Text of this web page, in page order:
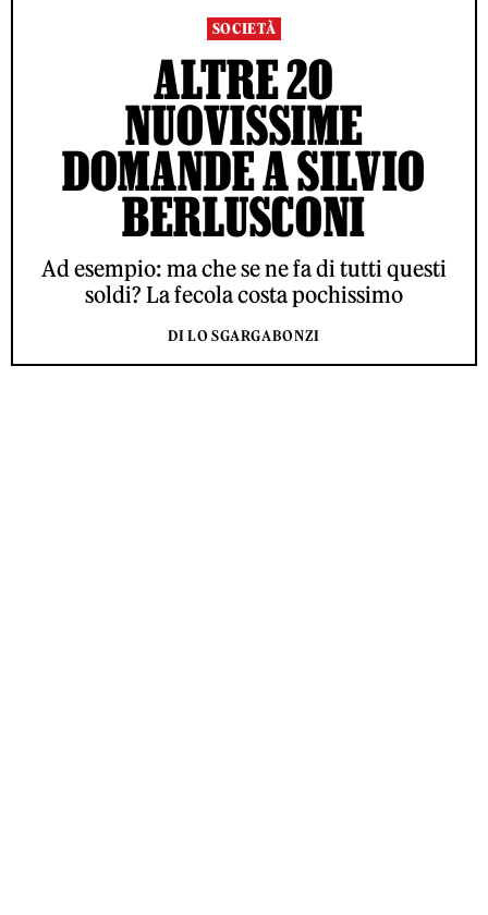
SOCIETÀ
ALTRE 20
NUOVISSIME
DOMANDE A SILVIO
BERLUSCONI
Ad esempio: ma che se ne fa di tutti questi
soldi? La fecola costa pochissimo
DI LO SGARGABONZI